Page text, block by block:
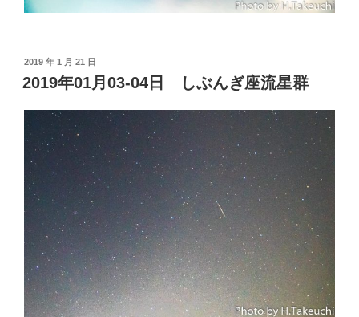
投
稿
日:
2019 年 1 月 21 日
2019年01月03-04日 しぶんぎ座流星群